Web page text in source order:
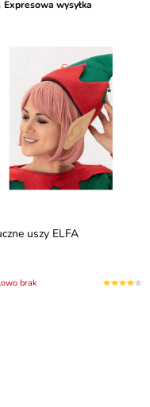
Expresowa wysyłka
uszy ELFA
brak